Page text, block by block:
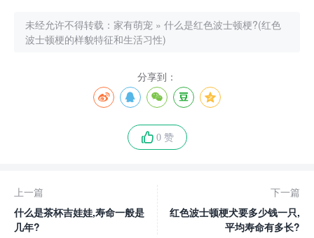
未经允许不得转载： 家有萌宠 » 什么是红色波士顿梗?(红色
波士顿梗的样貌特征和生活习性)
分享到：
0 赞
上一篇
什么是茶杯吉娃娃,寿命一般是
几年?
下一篇
红色波士顿梗犬要多少钱一只,
平均寿命有多长?